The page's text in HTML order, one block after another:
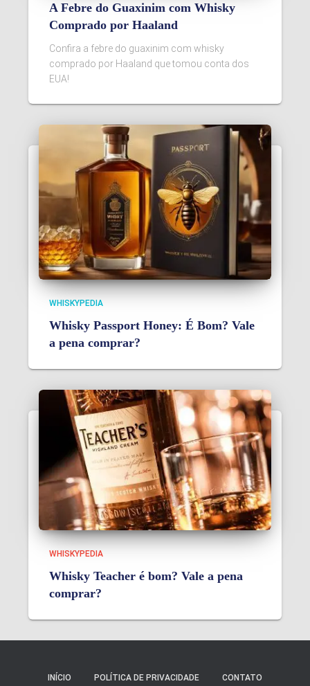
A Febre do Guaxinim com Whisky
Comprado por Haaland
Confira a febre do guaxinim com whisky
comprado por Haaland que tomou conta dos
EUA!
WHISKYPEDIA
Whisky Passport Honey: É Bom? Vale
a pena comprar?
WHISKYPEDIA
Whisky Teacher é bom? Vale a pena
comprar?
INÍCIO POLÍTICA DE PRIVACIDADE CONTATO